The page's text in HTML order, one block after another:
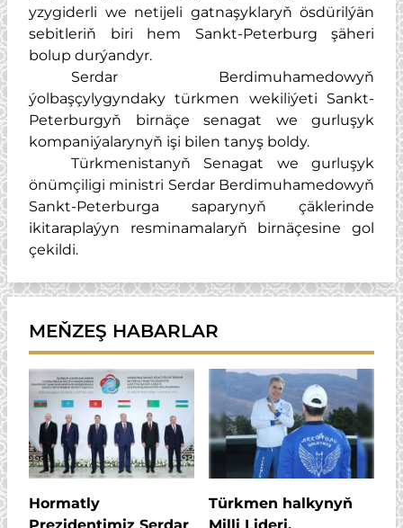
yzygiderli we netijeli gatnaşyklaryň ösdürilýän
sebitleriň biri hem Sankt-Peterburg şäheri
bolup durýandyr.
Serdar Berdimuhamedowyň
ýolbaşçylygyndaky türkmen wekiliýeti Sankt-
Peterburgyň birnäçe senagat we gurluşyk
kompaniýalarynyň işi bilen tanyş boldy.
Türkmenistanyň Senagat we gurluşyk
önümçiligi ministri Serdar Berdimuhamedowyň
Sankt-Peterburga saparynyň çäklerinde
ikitaraplaýyn resminamalaryň birnäçesine gol
çekildi.
MEŇZEŞ HABARLAR
Hormatly
Türkmen halkynyň